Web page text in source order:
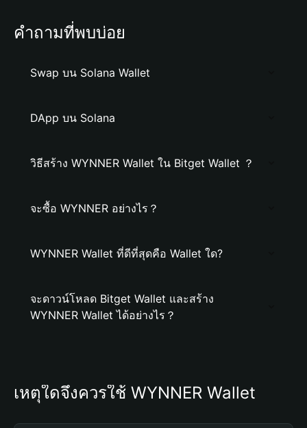
คำถามที่พบบ่อย
Swap บน Solana Wallet
DApp บน Solana
วิธีสร้าง WYNNER Wallet ใน Bitget Wallet ？
จะซื้อ WYNNER อย่างไร？
WYNNER Wallet ที่ดีที่สุดคือ Wallet ใด?
จะดาวน์โหลด Bitget Wallet และสร้าง
WYNNER Wallet ได้อย่างไร？
เหตุใดจึงควรใช้ WYNNER Wallet